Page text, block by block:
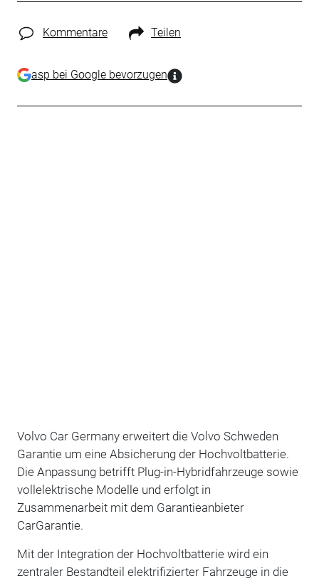
Kommentare Teilen
asp bei Google bevorzugen
Volvo Car Germany erweitert die Volvo Schweden
Garantie um eine Absicherung der Hochvoltbatterie.
Die Anpassung betrifft Plug-in-Hybridfahrzeuge sowie
vollelektrische Modelle und erfolgt in
Zusammenarbeit mit dem Garantieanbieter
CarGarantie.
Mit der Integration der Hochvoltbatterie wird ein
zentraler Bestandteil elektrifizierter Fahrzeuge in die